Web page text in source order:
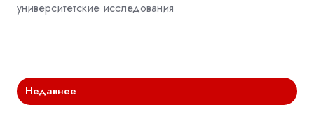
университетские исследования
Недавнее